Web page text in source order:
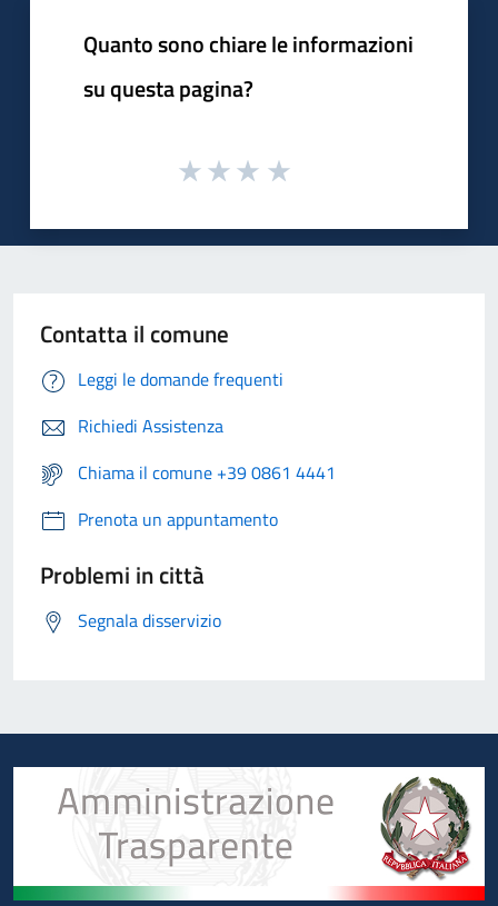
Quanto sono chiare le informazioni
su questa pagina?
Contatta il comune
Leggi le domande frequenti
Richiedi Assistenza
Chiama il comune +39 0861 4441
Prenota un appuntamento
Problemi in città
Segnala disservizio